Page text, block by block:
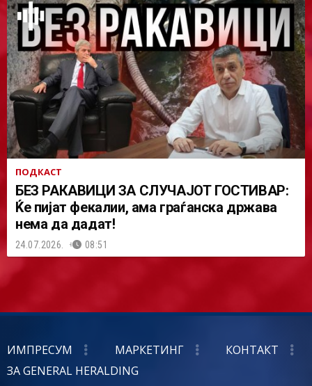
ПОДКАСТ
БЕЗ РАКАВИЦИ ЗА СЛУЧАЈОТ ГОСТИВАР:
Ќе пијат фекалии, ама граѓанска држава
нема да дадат!
24.07.2026. 08:51
ИМПРЕСУМ МАРКЕТИНГ
КОНТАКТ
ЗА GENERAL HERALDING